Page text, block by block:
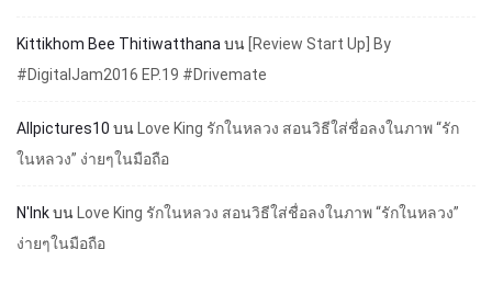
Kittikhom Bee Thitiwatthana บน [Review Start Up] By
#DigitalJam2016 EP.19 #Drivemate
Allpictures10 บน
Love King รักในหลวง สอนวิธีใส่ชื่อลงในภาพ “รัก
ในหลวง” ง่ายๆในมือถือ
N'Inkบน
Love King รักในหลวง สอนวิธีใส่ชื่อลงในภาพ “รักในหลวง”
ง่ายๆในมือถือ